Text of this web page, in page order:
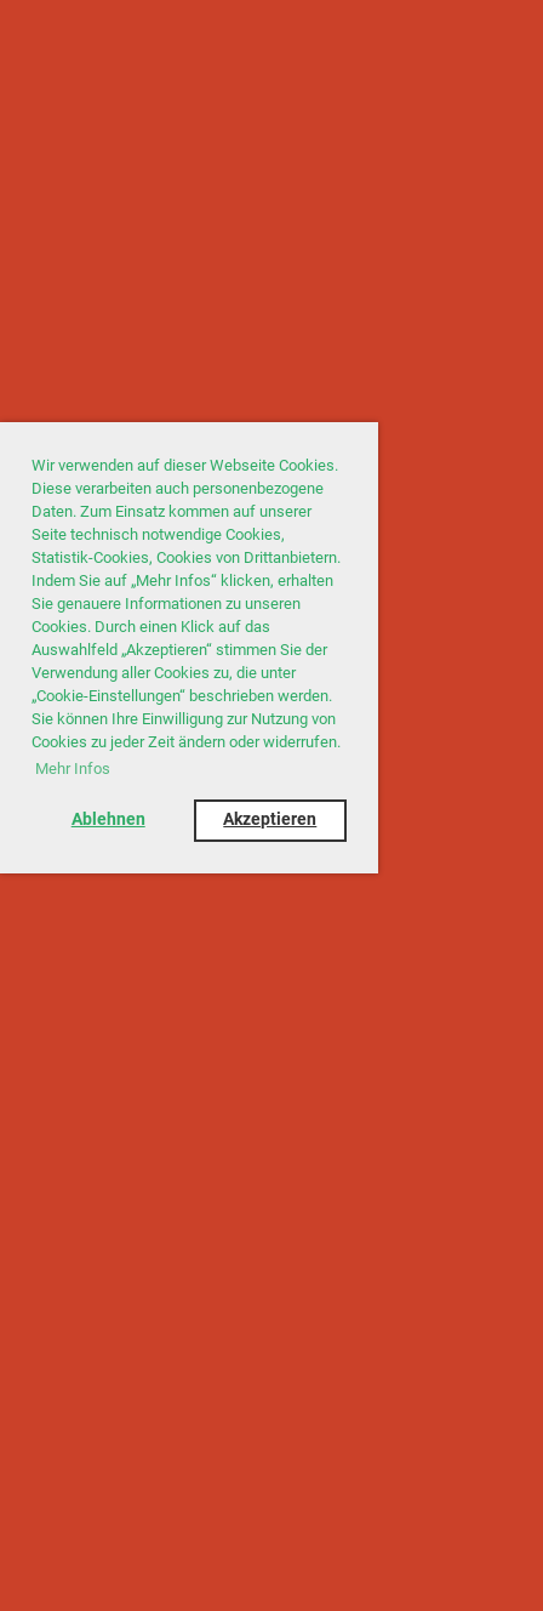
Wir verwenden auf dieser Webseite Cookies.
Diese verarbeiten auch personenbezogene
Daten. Zum Einsatz kommen auf unserer
Seite technisch notwendige Cookies,
Statistik-Cookies, Cookies von Drittanbietern.
Indem Sie auf „Mehr Infos“ klicken, erhalten
Sie genauere Informationen zu unseren
Cookies. Durch einen Klick auf das
Auswahlfeld „Akzeptieren“ stimmen Sie der
Verwendung aller Cookies zu, die unter
„Cookie-Einstellungen“ beschrieben werden.
Sie können Ihre Einwilligung zur Nutzung von
Cookies zu jeder Zeit ändern oder widerrufen.
Mehr Infos
Ablehnen Akzeptieren